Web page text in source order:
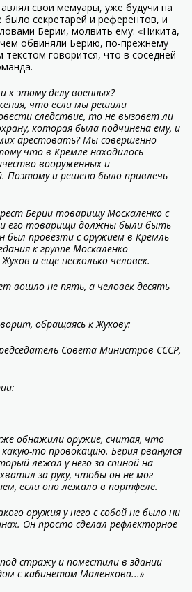
свои мемуары, уже будучи на
было секретарей и референтов, и
Берии, молвить ему: «Никита,
обвиняли Берию, по-прежнему
говорится, что в соседней
к этому делу военных?
что если мы решили
следствие, то не вызовет ли
которая была подчинена ему, и
арестовать? Мы совершенно
что в Кремле находилось
вооруженных и
Поэтому и решено было привлечь
Берии товарищу Москаленко с
его товарищи должны были быть
был провезти с оружием в Кремль
к группе Москаленко
и еще несколько человек.
вошло не пять, а человек десять
обращаясь к Жукову:
Совета Министров СССР,
обнажили оружие, считая, что
то провокацию. Берия рванулся
лежал у него за спиной на
за руку, чтобы он не мог
если оно лежало в портфеле.
оружия у него с собой не было ни
Он просто сделал рефлекторное
стражу и поместили в здании
с кабинетом Маленкова...»